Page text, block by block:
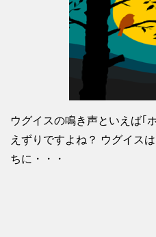
ウグイスの鳴き声といえば｢
えずりですよね？ ウグイス
ちに・・・